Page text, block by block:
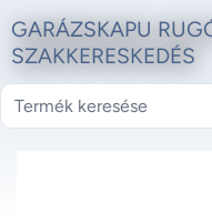
GARÁZSKAPU
SZAKKERESKEDÉS